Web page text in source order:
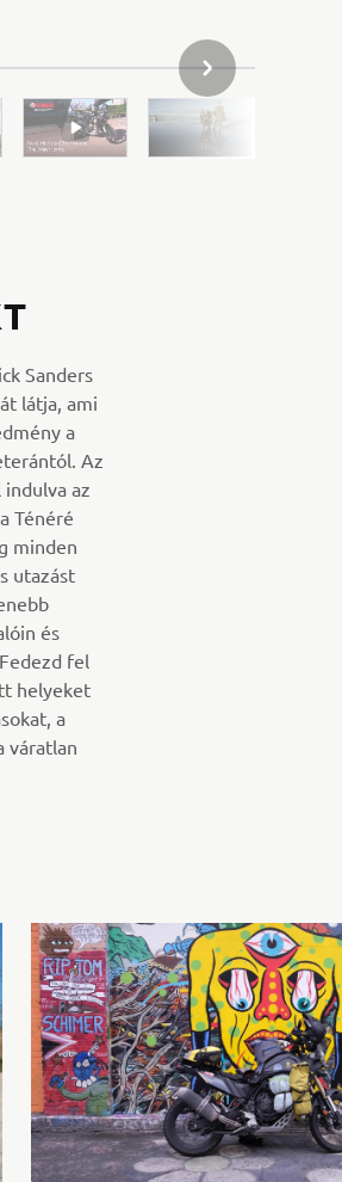
KÖVETKEZŐ
Sanders
látja, ami
a
Az
az
Ténéré
minden
utazást
és
fel
helyeket
a
váratlan